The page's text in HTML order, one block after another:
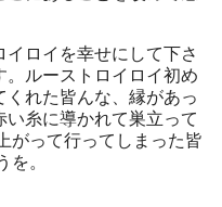
ロイを幸せにして下さ
。ルーストロイロイ初め
れた皆んな、縁があっ
糸に導かれて巣立って
がって行ってしまった皆
。